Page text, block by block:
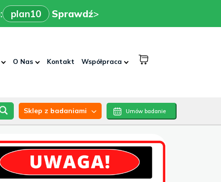
plan10 Sprawdź>
Sprawdź>
O Nas Kontakt Współpraca
Sklep z badaniami Umów badanie